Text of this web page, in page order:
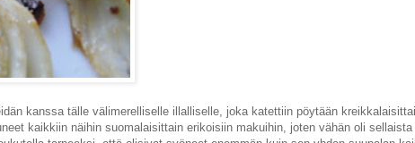
kanssa tälle välimerelliselle illalliselle, joka katettiin pöytään
kaikkiin näihin suomalaisittain erikoisiin makuihin, joten vähän oli